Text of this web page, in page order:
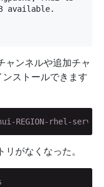
available.
ャンネルや追加チャ
ストールできます
REGION-rhel-
がなくなった。